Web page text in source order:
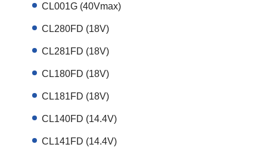
CL001G (40Vmax)
CL280FD (18V)
CL281FD (18V)
CL180FD (18V)
CL181FD (18V)
CL140FD (14.4V)
CL141FD (14.4V)